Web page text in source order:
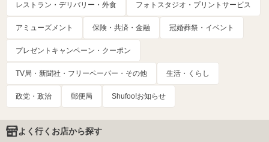
レストラン・デリバリー・外食 フォトスタジオ・プリントサービス
アミューズメント 保険・共済・金融 冠婚葬祭・イベント
プレゼントキャンペーン・クーポン
TV局・新聞社・フリーペーパー・その他 生活・くらし
政党・政治 郵便局 Shufoo!お知らせ
よく行くお店から探す